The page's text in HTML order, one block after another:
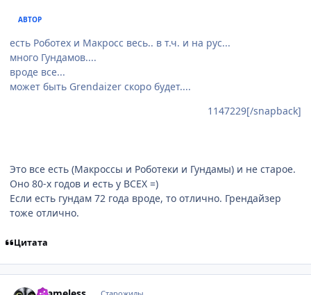
АВТОР
есть Роботех и Макросс весь.. в т.ч. и на рус...
много Гундамов....
вроде все...
может быть Grendaizer скоро будет....
1147229[/snapback]
Это все есть (Макроссы и Роботеки и Гундамы) и не старое.
Оно 80-х годов и есть у ВСЕХ =)
Если есть гундам 72 года вроде, то отлично. Грендайзер
тоже отлично.
Цитата